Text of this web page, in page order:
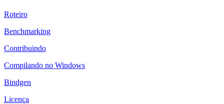
Roteiro
Benchmarking
Contribuindo
Compilando no Windows
Bindgen
Licença